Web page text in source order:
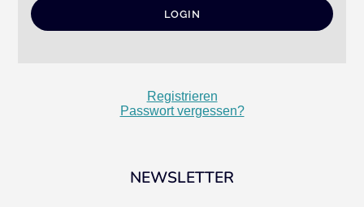
Registrieren
Passwort vergessen?
NEWSLETTER